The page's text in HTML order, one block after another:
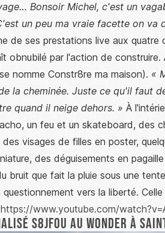
Bonsoir Michel, c'est un
un peu ma vraie facette on va
de ses prestations live aux
obnubilé par l'action de
nomme Constr8re ma maison). «
la cheminée. Juste ce qu'il faut
quand il neige dehors. » À
un feu et un skateboard, des
des visages de filles en poster,
des déguisements en
bruit que fait la pluie sous une tente
vers la liberté.
https://www.youtube.com/
S8JFOU au Wonder à